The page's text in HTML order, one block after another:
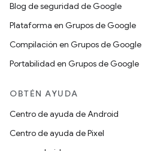
Blog de seguridad de Google
Plataforma en Grupos de Google
Compilación en Grupos de Google
Portabilidad en Grupos de Google
OBTÉN AYUDA
Centro de ayuda de Android
Centro de ayuda de Pixel